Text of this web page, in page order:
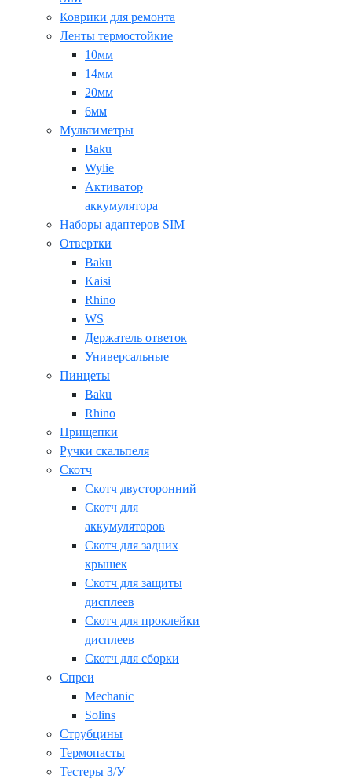
Коврики для ремонта
Ленты термостойкие
10мм
14мм
20мм
6мм
Мультиметры
Baku
Wylie
Активатор
аккумулятора
Наборы адаптеров SIM
Отвертки
Baku
Kaisi
Rhino
WS
Держатель ответок
Универсальные
Пинцеты
Baku
Rhino
Прищепки
Ручки скальпеля
Скотч
Скотч двусторонний
Скотч для
аккумуляторов
Скотч для задних
крышек
Скотч для защиты
дисплеев
Скотч для проклейки
дисплеев
Скотч для сборки
Спреи
Mechanic
Solins
Струбцины
Термопасты
Тестеры З/У